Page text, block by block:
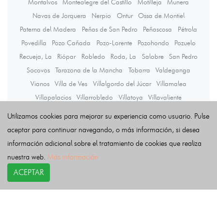
Montalvos
Montealegre del Castillo Motilleja
Munera
Navas de Jorquera
Nerpio Ontur
Ossa de Montiel
Paterna del Madera
Peñas de San Pedro Peñascosa
Pétrola
Povedilla
Pozo Cañada Pozo-Lorente Pozohondo
Pozuelo
Recueja, La
Riópar Robledo Roda, La Salobre
San Pedro
Socovos
Tarazona de la Mancha Tobarra
Valdeganga
Vianos
Villa de Ves Villalgordo del Júcar
Villamalea
Villapalacios
Villarrobledo Villatoya
Villavaliente
Villaverde de Guadalimar
Últimas noticias
Utilizamos cookies para mejorar su experiencia como usuario. Pulse
aceptar para continuar navegando, o más información, si desea
información adicional sobre el tratamiento de cookies que realiza
nuestra web. Más información
ACEPTAR